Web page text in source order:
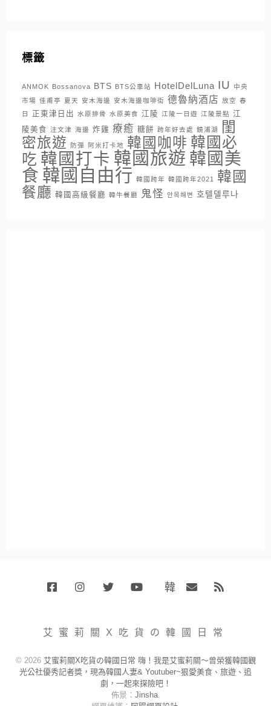
標籤
ANMOK Bossanova BTS BTS公車站 HotelDelLuna IU
中央
市場 佳甫亭 夏天 安木海邊 安木海邊咖啡街 德魯納酒店 放空 春
日
正東津日出 水原排骨 水原美食 江陵 江陵一日遊 江陵景點 江
陵美食 注文津 海邊 炸雞 療癒 糖餅 跨年好去處 鏡浦湖
閨
密旅遊
防彈 阿米打卡地 韓國咖啡 韓國必
吃 韓國打卡 韓國旅遊 韓國美
食 韓國自由行 韓國跨年 韓國跨年2021
韓國
餐廳 韓國高級餐廳 韓牛餐廳 鬼怪 안목해변 호텔델루나
韓
小
賣
艾蜜莉關X吃貨の韓國日常
© 2026 艾蜜莉關X吃貨の韓國日常 嗨！我是艾蜜莉關～曾榮獲韓國觀
光公社優秀記者獎，現為韓國人妻& Youtuber~狠愛美食、旅遊、追
劇，一起來探險吧！
佈景： Jinsha.